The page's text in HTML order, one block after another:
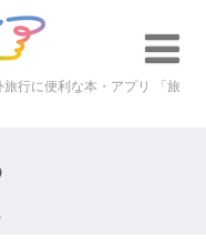
行に便利な本・アプリ 「旅